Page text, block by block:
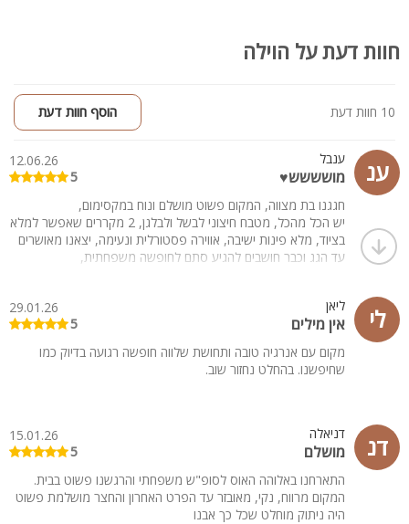
חוות דעת על הוילה
10 חוות דעת הוסף חוות דעת
ענ ענבל
מושששש♥️
12.06.26
5
חגגנו בת מצווה, המקום פשוט מושלם ונוח במקסימום,
יש הכל מהכל, מטבח חיצוני לבשל ולבלגן, 2 מקררים שאפשר למלא
בציוד, מלא פינות ישיבה, אווירה פסטורלית ונעימה, יצאנו מאושרים
עד הגג וכבר חושבים להגיע סתם לחופשה משפחתית,
על הכי טוב שאפשר♥️
לי ליאן
אין מילים
29.01.26
5
מקום עם אנרגיה טובה ותחושת שלווה חופשה רגועה בדיוק כמו
שחיפשנו. בהחלט נחזור שוב.
דנ דניאלה
מושלם
15.01.26
5
התארחנו באלוהה האוס לסופ"ש משפחתי והרגשנו פשוט בבית.
המקום מרווח, נקי, מאובזר עד הפרט האחרון והחצר מושלמת פשוט
היה ניתוק מוחלט שכל כך אבנו